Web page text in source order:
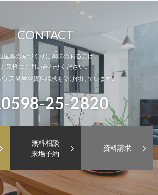
CONTACT
建築の家づくりに興味のある方は、
お気軽にお問い合わせください。
ス 見学や資料請求も受け付けています。
0598-25-2820
無料相談
来場予約
資料請求